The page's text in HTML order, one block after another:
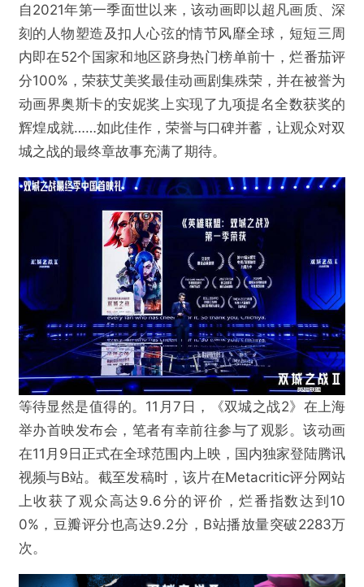
自2021年第一季面世以来，该动画即以超凡画质、深
刻的人物塑造及扣人心弦的情节风靡全球，短短三周
内即在52个国家和地区跻身热门榜单前十，烂番茄评
分100%，荣获艾美奖最佳动画剧集殊荣，并在被誉为
动画界奥斯卡的安妮奖上实现了九项提名全数获奖的
辉煌成就……如此佳作，荣誉与口碑并蓄，让观众对双
城之战的最终章故事充满了期待。
等待显然是值得的。11月7日，《双城之战2》在上海
举办首映发布会，笔者有幸前往参与了观影。该动画
在11月9日正式在全球范围内上映，国内独家登陆腾讯
视频与B站。截至发稿时，该片在Metacritic评分网站
上收获了观众高达9.6分的评价，烂番指数达到10
0%，豆瓣评分也高达9.2分，B站播放量突破2283万
次。